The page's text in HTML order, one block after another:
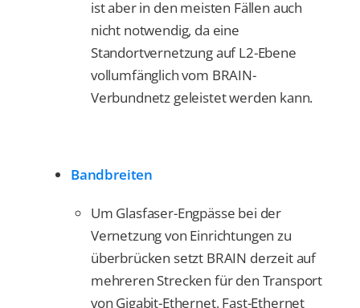
ist aber in den meisten Fällen auch
nicht notwendig, da eine
Standortvernetzung auf L2-Ebene
vollumfänglich vom BRAIN-
Verbundnetz geleistet werden kann.
Bandbreiten
Um Glasfaser-Engpässe bei der
Vernetzung von Einrichtungen zu
überbrücken setzt BRAIN derzeit auf
mehreren Strecken für den Transport
von Gigabit-Ethernet, Fast-Ethernet